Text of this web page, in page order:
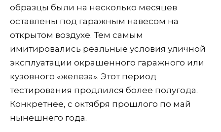
образцы были на несколько месяцев
оставлены под гаражным навесом на
открытом воздухе. Тем самым
имитировались реальные условия уличной
эксплуатации окрашенного гаражного или
кузовного «железа». Этот период
тестирования продлился более полугода.
Конкретнее, с октября прошлого по май
нынешнего года.